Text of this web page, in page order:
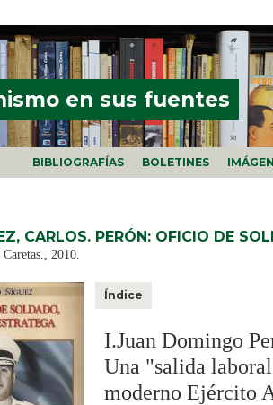
en sus fuentes
BIBLIOGRAFÍAS BOLETINES
AQUÍ
CARLOS. PERÓN: OFICIO DE
2010.
Índice
I.Juan Domingo
Una "salida
moderno Ejército